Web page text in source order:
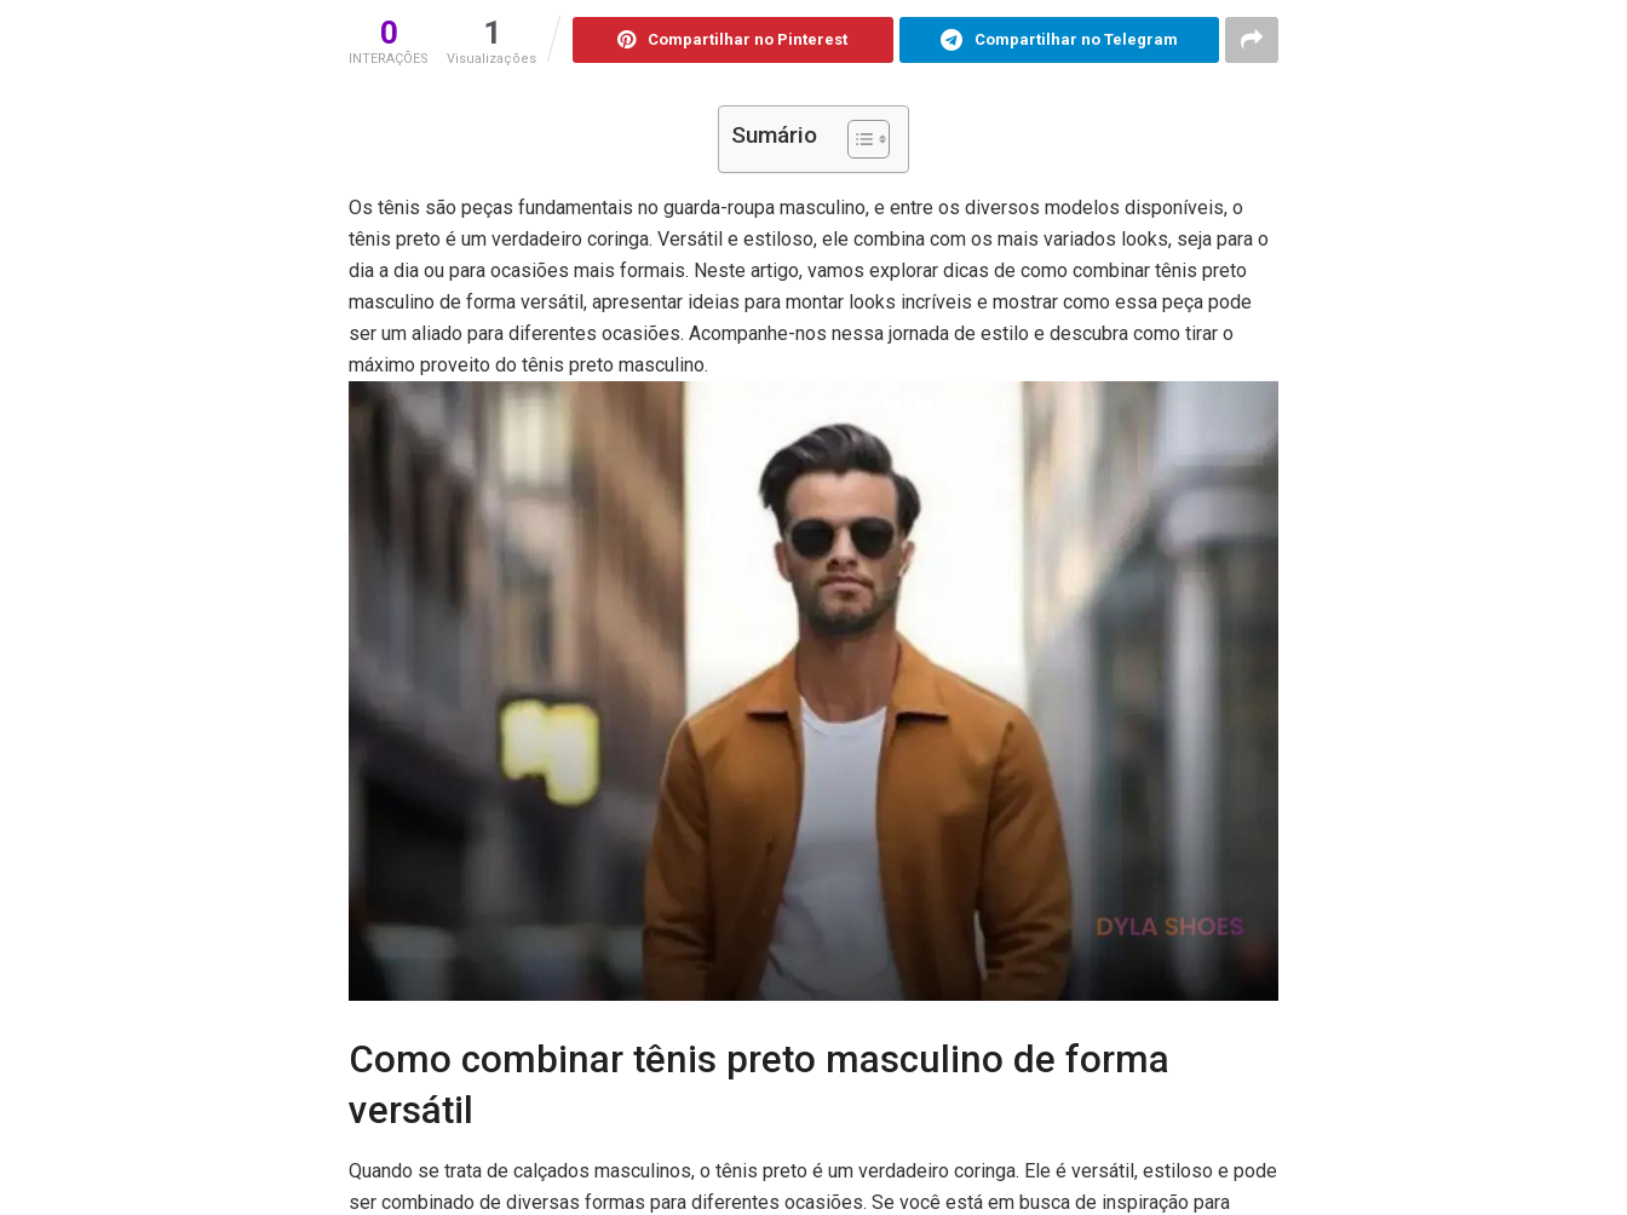
0
INTERAÇÕES
1
Visualizações
Compartilhar no Pinterest Compartilhar no Telegram
Sumário
Os tênis são peças fundamentais no guarda-roupa masculino, e entre os diversos modelos disponíveis, o
tênis preto é um verdadeiro coringa. Versátil e estiloso, ele combina com os mais variados looks, seja para o
dia a dia ou para ocasiões mais formais. Neste artigo, vamos explorar dicas de como combinar tênis preto
masculino de forma versátil, apresentar ideias para montar looks incríveis e mostrar como essa peça pode
ser um aliado para diferentes ocasiões. Acompanhe-nos nessa jornada de estilo e descubra como tirar o
máximo proveito do tênis preto masculino.
Como combinar tênis preto masculino de forma
versátil
Quando se trata de calçados masculinos, o tênis preto é um verdadeiro coringa. Ele é versátil, estiloso e pode
ser combinado de diversas formas para diferentes ocasiões. Se você está em busca de inspiração para